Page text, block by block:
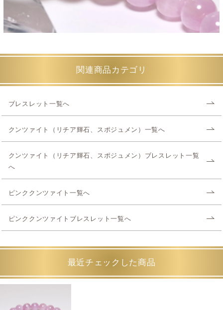
関連商品カテゴリ
ブレスレット一覧へ
クンツァイト（リチア輝石、スポジュメン）一覧へ
クンツァイト（リチア輝石、スポジュメン）ブレスレット一覧
へ
ピンククンツァイト一覧へ
ピンククンツァイトブレスレット一覧へ
最近チェックした商品